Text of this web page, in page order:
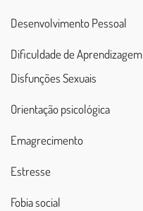
Desenvolvimento Pessoal
Dificuldade de Aprendizagem
Disfunções Sexuais
Orientação psicológica
Emagrecimento
Estresse
Fobia social